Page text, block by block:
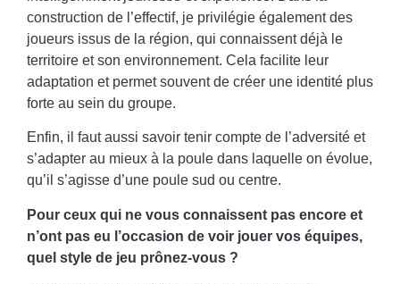
construction de l’effectif, je privilégie également des
joueurs issus de la région, qui connaissent déjà le
territoire et son environnement. Cela facilite leur
adaptation et permet souvent de créer une identité plus
forte au sein du groupe.
Enfin, il faut aussi savoir tenir compte de l’adversité et
s’adapter au mieux à la poule dans laquelle on évolue,
qu’il s’agisse d’une poule sud ou centre.
Pour ceux qui ne vous connaissent pas encore et
n’ont pas eu l’occasion de voir jouer vos équipes,
quel style de jeu prônez-vous ?